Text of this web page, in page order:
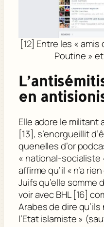
[12] Entre les «
Poutine »
en
Elle adore le
[13], s’enorgueillit
quenelles d’or
« national-socialiste
affirme qu’il « n’a
Juifs qu’elle somme
voir avec BHL [16]
Arabes de dire qu’ils
l’Etat islamiste »